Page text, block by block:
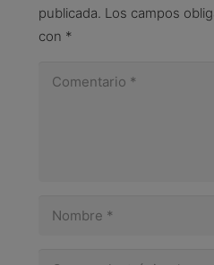
publicada. Los campos
con *